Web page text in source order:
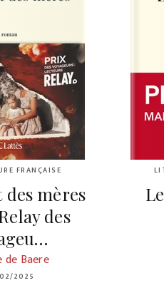
FRANÇAISE
des mères
des
de Baere
2025